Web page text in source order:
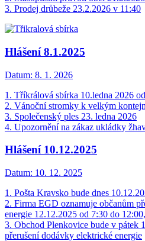
3. Prodej drůbeže 23.2.2026 v 11:40
Hlášení 8.1.2025
Datum: 8. 1. 2026
1. Tříkrálová sbírka 10.ledna 2026
2. Vánoční stromky k velkým
3. Společenský ples 23. ledna 2026
4. Upozornění na zákaz ukládky
Hlášení 10.12.2025
Datum: 10. 12. 2025
1. Pošta Kravsko bude dnes
2. Firma EGD oznamuje občanům
energie 12.12.2025 od 7:30 do
3. Obchod Plenkovice bude v pátek
přerušení dodávky elektrické energie